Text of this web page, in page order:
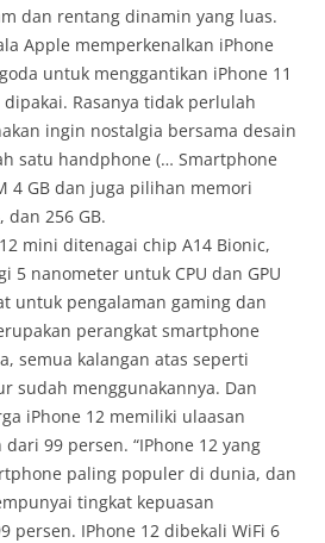
dan rentang dinamin yang luas.
Apple memperkenalkan iPhone
untuk menggantikan iPhone 11
Rasanya tidak perlulah
ingin nostalgia bersama desain
satu handphone (… Smartphone
4 GB dan juga pilihan memori
dan 256 GB.
mini ditenagai chip A14 Bionic,
5 nanometer untuk CPU dan GPU
untuk pengalaman gaming dan
perangkat smartphone
semua kalangan atas seperti
sudah menggunakannya. Dan
iPhone 12 memiliki ulaasan
99 persen. “IPhone 12 yang
paling populer di dunia, dan
tingkat kepuasan
persen. IPhone 12 dibekali WiFi 6